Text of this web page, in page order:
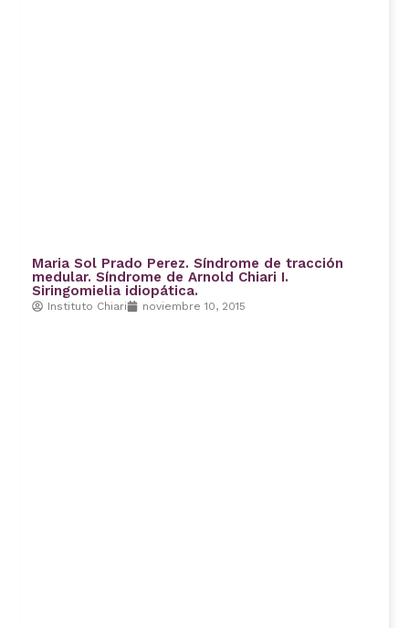
Maria Sol Prado Perez. Síndrome de tracción
medular. Síndrome de Arnold Chiari I.
Siringomielia idiopática.
Instituto Chiari noviembre 10, 2015